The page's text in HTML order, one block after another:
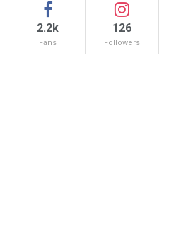
2.2k
Fans
126
Followers